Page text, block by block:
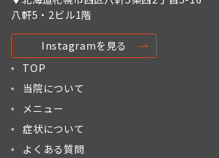
八軒5・2ビル1階
Instagramを見る
TOP
当院について
メニュー
症状について
よくある質問